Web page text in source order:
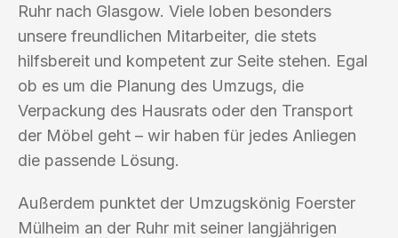
Ruhr nach Glasgow. Viele loben besonders
unsere freundlichen Mitarbeiter, die stets
hilfsbereit und kompetent zur Seite stehen. Egal
ob es um die Planung des Umzugs, die
Verpackung des Hausrats oder den Transport
der Möbel geht – wir haben für jedes Anliegen
die passende Lösung.
Außerdem punktet der Umzugskönig Foerster
Mülheim an der Ruhr mit seiner langjährigen